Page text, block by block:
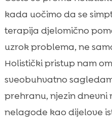
kada uočimo da se
terapija djelomično
uzrok problema, ne
Holistički pristup nam
sveobuhvatno
prehranu, njezin dnevni
nelagode kao dijelove